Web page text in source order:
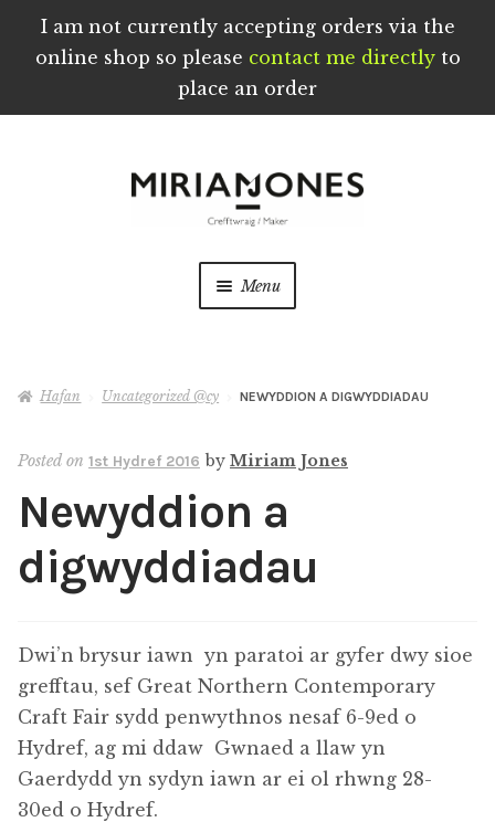
I am not currently accepting orders via the
online shop so please contact me directlyto
place an order
Menu
Blog
Siop
Cysylltu
Fy Nghyfrif
Telerau ag Amodau a Cyngor Gofal
Hafan Uncategorized @cy NEWYDDION A DIGWYDDIADAU
Posted on 1st Hydref 2016 by Miriam Jones
Newyddion a
digwyddiadau
Dwi’n brysur iawn yn paratoi ar gyfer dwy sioe
grefftau, sef Great Northern Contemporary
Craft Fair sydd penwythnos nesaf 6-9ed o
Hydref, ag mi ddaw Gwnaed a llaw yn
Gaerdydd yn sydyn iawn ar ei ol rhwng 28-
30ed o Hydref.